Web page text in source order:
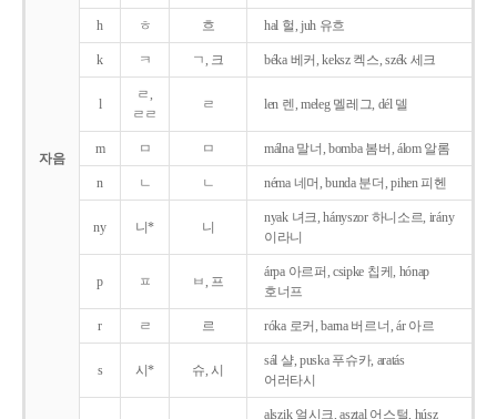
자음
h ㅎ 흐 hal 헐, juh 유흐
k ㅋ ㄱ, 크 béka 베커, keksz 켁스, szék 세크
l
ㄹ,
ㄹㄹ
ㄹ len 렌, meleg 멜레그, dél 델
m ㅁ ㅁ málna 말너, bomba 봄버, álom 알롬
n ㄴ ㄴ néma 네머, bunda 분더, pihen 피헨
ny 니* 니
nyak 녀크, hányszor 하니소르, irány
이라니
p ㅍ ㅂ, 프
árpa 아르퍼, csipke 칩케, hónap
호너프
r ㄹ 르 róka 로커, barna 버르너, ár 아르
s 시* 슈, 시
sál 샬, puska 푸슈카, aratás
어러타시
alszik 얼시크, asztal 어스털, húsz